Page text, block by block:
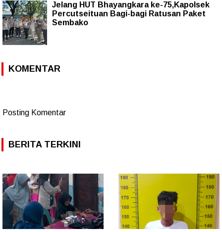
Jelang HUT Bhayangkara ke-75,Kapolsek
Percutseituan Bagi-bagi Ratusan Paket
Sembako
KOMENTAR
Posting Komentar
BERITA TERKINI